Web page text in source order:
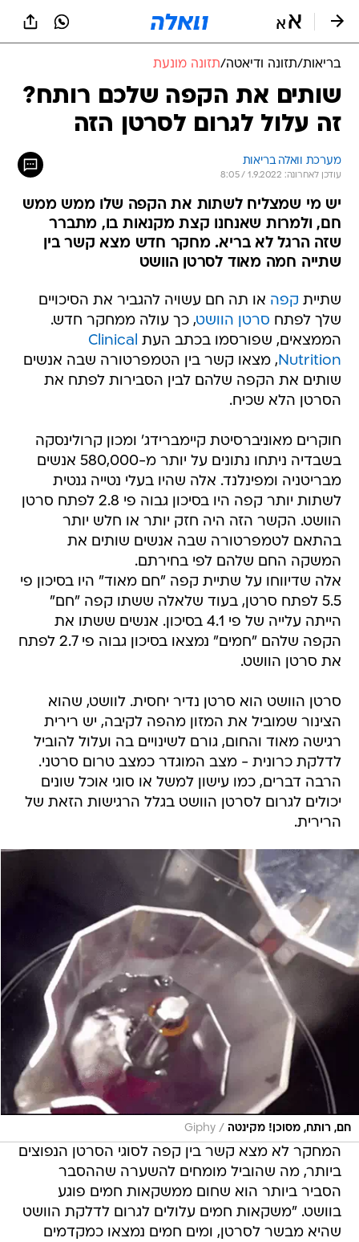
בריאות/תזונה ודיאטה/תזונה מונעת
שותים את הקפה שלכם רותח?
זה עלול לגרום לסרטן הזה
מערכת וואלה בריאות
עודכן לאחרונה: 1.9.2022 / 8:05
יש מי שמצליח לשתות את הקפה שלו ממש ממש
חם, ולמרות שאנחנו קצת מקנאות בו, מתברר
שזה הרגל לא בריא. מחקר חדש מצא קשר בין
שתייה חמה מאוד לסרטן הוושט
שתיית קפה או תה חם עשויה להגביר את הסיכויים
שלך לפתח סרטן הוושט, כך עולה ממחקר חדש.
הממצאים, שפורסמו בכתב העת Clinical
Nutrition, מצאו קשר בין הטמפרטורה שבה אנשים
שותים את הקפה שלהם לבין הסבירות לפתח את
הסרטן הלא שכיח.
חוקרים מאוניברסיטת קיימברידג' ומכון קרולינסקה
בשבדיה ניתחו נתונים על יותר מ-580,000 אנשים
מבריטניה ומפינלנד. אלה שהיו בעלי נטייה גנטית
לשתות יותר קפה היו בסיכון גבוה פי 2.8 לפתח סרטן
הוושט. הקשר הזה היה חזק יותר או חלש יותר
בהתאם לטמפרטורה שבה אנשים שותים את
המשקה החם שלהם לפי בחירתם.
אלה שדיווחו על שתיית קפה "חם מאוד" היו בסיכון פי
5.5 לפתח סרטן, בעוד שלאלה ששתו קפה "חם"
הייתה עלייה של פי 4.1 בסיכון. אנשים ששתו את
הקפה שלהם "חמים" נמצאו בסיכון גבוה פי 2.7 לפתח
את סרטן הוושט.
סרטן הוושט הוא סרטן נדיר יחסית. לוושט, שהוא
הצינור שמוביל את המזון מהפה לקיבה, יש רירית
רגישה מאוד והחום, גורם לשינויים בה ועלול להוביל
לדלקת כרונית - מצב המוגדר כמצב טרום סרטני.
הרבה דברים, כמו עישון למשל או סוגי אוכל שונים
יכולים לגרום לסרטן הוושט בגלל הרגישות הזאת של
הרירית.
חם, רותח, מסוכן! מקינטה /
Giphy
המחקר לא מצא קשר בין קפה לסוגי הסרטן הנפוצים
ביותר, מה שהוביל מומחים להשערה שההסבר
הסביר ביותר הוא שחום ממשקאות חמים פוגע
בוושט. "משקאות חמים עלולים לגרום לדלקת הוושט
שהיא מבשר לסרטן, ומים חמים נמצאו כמקדמים